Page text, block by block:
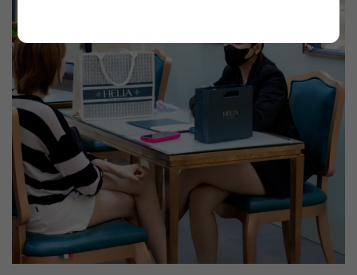
" class="attachment-medium size-medium wp-post-
image" alt="" >